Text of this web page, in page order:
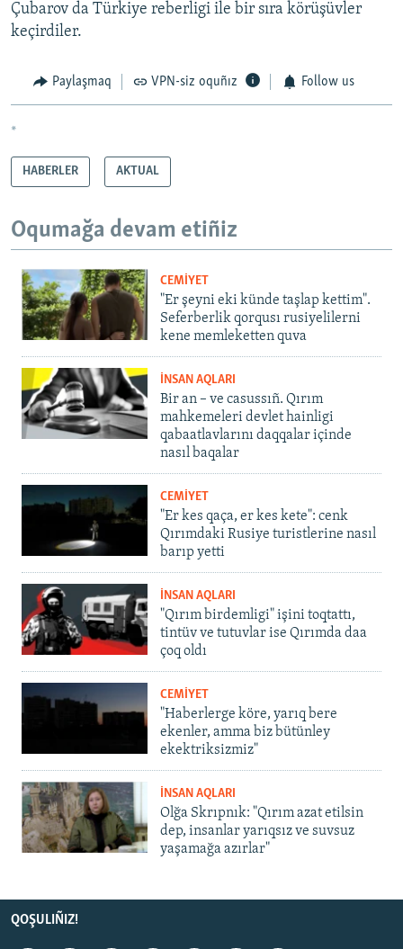
Çubarov da Türkiye reberligi ile bir sıra körüşüvler
keçirdiler.
Paylaşmaq VPN-siz oquñız Follow us
*
HABERLER AKTUAL
Oqumağa devam etiñiz
CEMİYET
"Er şeyni eki künde taşlap kettim".
Seferberlik qorqusı rusiyelilerni
kene memleketten quva
İNSAN AQLARI
Bir an – ve casussıñ. Qırım
mahkemeleri devlet hainligi
qabaatlavlarını daqqalar içinde
nasıl baqalar
CEMİYET
"Er kes qaça, er kes kete": cenk
Qırımdaki Rusiye turistlerine nasıl
barıp yetti
İNSAN AQLARI
"Qırım birdemligi" işini toqtattı,
tintüv ve tutuvlar ise Qırımda daa
çoq oldı
CEMİYET
"Haberlerge köre, yarıq bere
ekenler, amma biz bütünley
ekektriksizmiz"
İNSAN AQLARI
Olğa Skrıpnık: "Qırım azat etilsin
dep, insanlar yarıqsız ve suvsuz
yaşamağa azırlar"
QOŞULIÑIZ!